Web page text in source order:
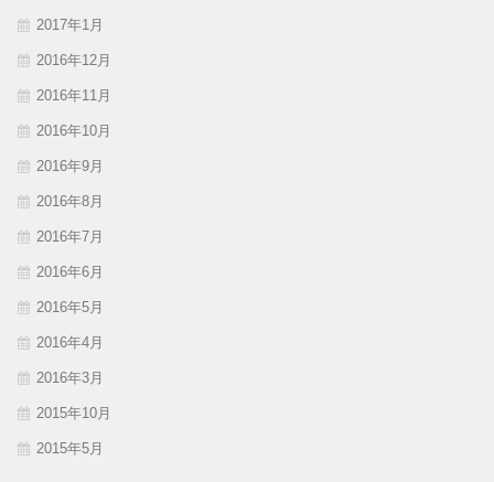
2017年1月
2016年12月
2016年11月
2016年10月
2016年9月
2016年8月
2016年7月
2016年6月
2016年5月
2016年4月
2016年3月
2015年10月
2015年5月